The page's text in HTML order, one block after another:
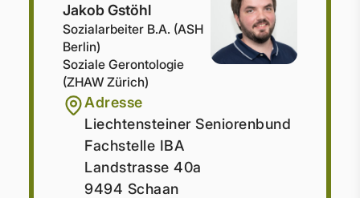
Jakob Gstöhl
Sozialarbeiter B.A. (ASH
Berlin)
Soziale Gerontologie
(ZHAW Zürich)
Adresse
Liechtensteiner Seniorenbund
Fachstelle IBA
Landstrasse 40a
9494 Schaan